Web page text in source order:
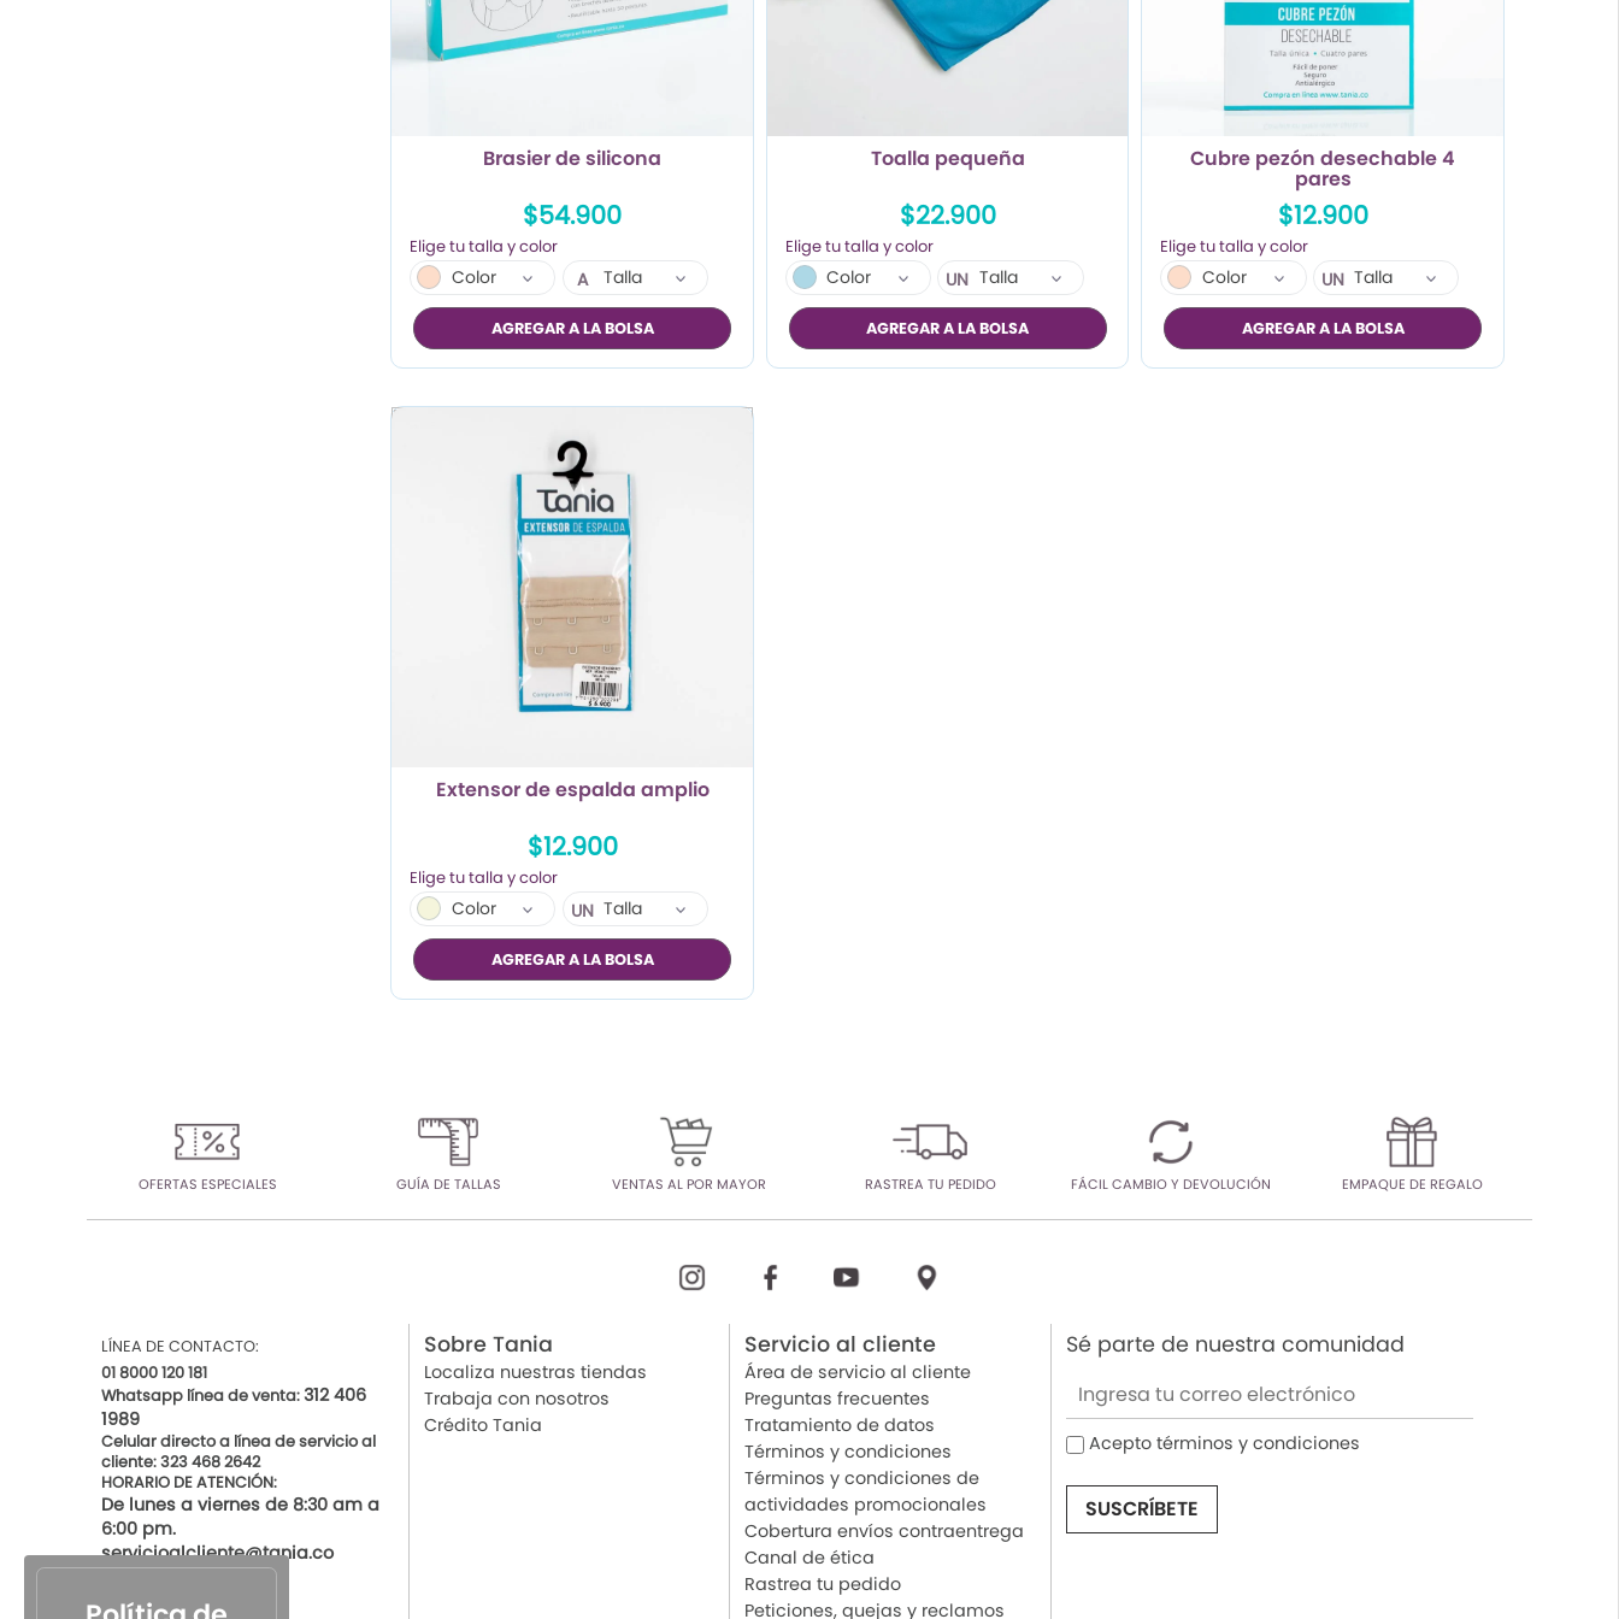
TRENDY PROMO
Brasier de silicona
$54.900
Color
A
B
C
Talla
AGREGAR A LA BOLSA
Toalla pequeña
$22.900
Color UN Talla
AGREGAR A LA BOLSA
Cubre pezón desechable 4
pares
$12.900
Color UN Talla
AGREGAR A LA BOLSA
Extensor de espalda amplio
$12.900
Color UN Talla
AGREGAR A LA BOLSA
OFERTAS ESPECIALES GUÍA DE TALLAS VENTAS AL POR MAYOR RASTREA TU PEDIDO FÁCIL CAMBIO Y DEVOLUCIÓN EMPAQUE DE REGALO
LÍNEA DE CONTACTO:
01 8000 120 181
Whatsapp línea de venta:312 406
1989
Celular directo a línea de servicio al
cliente: 323 468 2642
HORARIO DE ATENCIÓN:
De lunes a viernes de 8:30 am a
6:00 pm.
servicioalcliente@tania.co
Sobre Tania
Localiza nuestras tiendas
Trabaja con nosotros
Crédito Tania
Servicio al cliente
Área de servicio al cliente
Preguntas frecuentes
Tratamiento de datos
Términos y condiciones
Términos y condiciones de
actividades promocionales
Cobertura envíos contraentrega
Canal de ética
Rastrea tu pedido
Peticiones, quejas y reclamos
Sé parte de nuestra comunidad
Acepto términos y condiciones